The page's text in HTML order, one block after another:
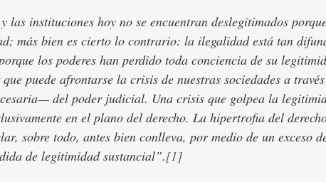
las instituciones hoy no se encuentran deslegitimados
más bien es cierto lo contrario: la ilegalidad está tan
los poderes han perdido toda conciencia de su
puede afrontarse la crisis de nuestras sociedades a
del poder judicial. Una crisis que golpea la
en el plano del derecho. La hipertrofia del
sobre todo, antes bien conlleva, por medio de un exceso
de legitimidad sustancial”.[1]